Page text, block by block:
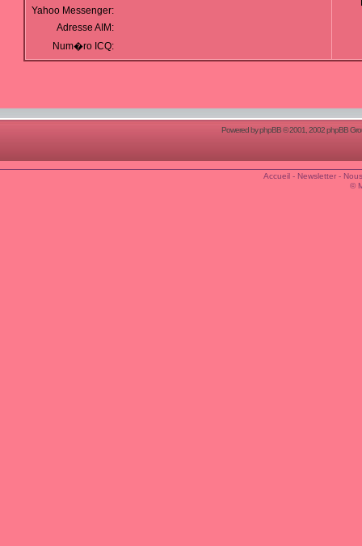
Yahoo Messenger:
Adresse AIM:
Num�ro ICQ:
Powered byphpBB© 2001, 2002 phpBB
Accueil- Newsletter-
©